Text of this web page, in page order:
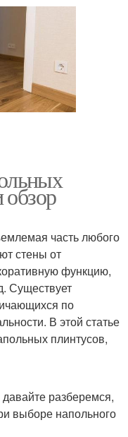
обзор
часть любого
стены от
функцию,
Существует
по
В этой статье
плинтусов,
разберемся,
выборе напольного